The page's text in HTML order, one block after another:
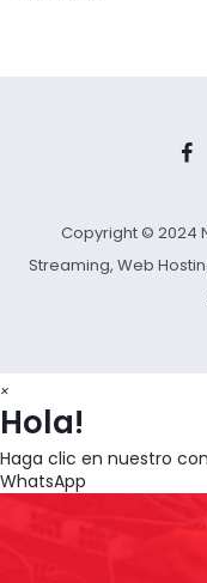
Copyright © 2024
Streaming, Web
×
Hola!
Haga clic en nuestro
WhatsApp